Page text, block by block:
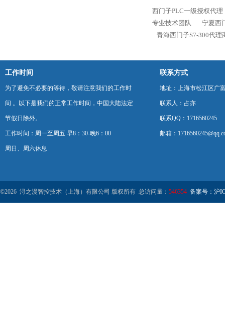
西门子PLC一级授权代理
专业技术团队
宁夏西
青海西门子S7-300代理
工作时间
为了避免不必要的等待，敬请注意我们的工作时
间 。以下是我们的正常工作时间，中国大陆法定
节假日除外。
工作时间：周一至周五 早8：30-晚6：00
周日、周六休息
联系方式
地址：上海市松江区广
联系人：占亦
联系QQ：1716560245
邮箱：
©2026 浔之漫智控技术（上海）有限公司 版权所有 总访问量： 546354 备案号：沪